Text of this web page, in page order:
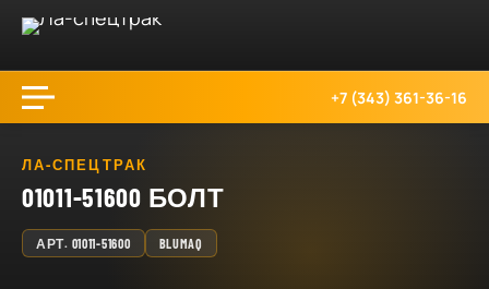
+7 (343) 361-36-16
ЛА-СПЕЦТРАК
01011-51600 БОЛТ
АРТ. 01011-51600 BLUMAQ